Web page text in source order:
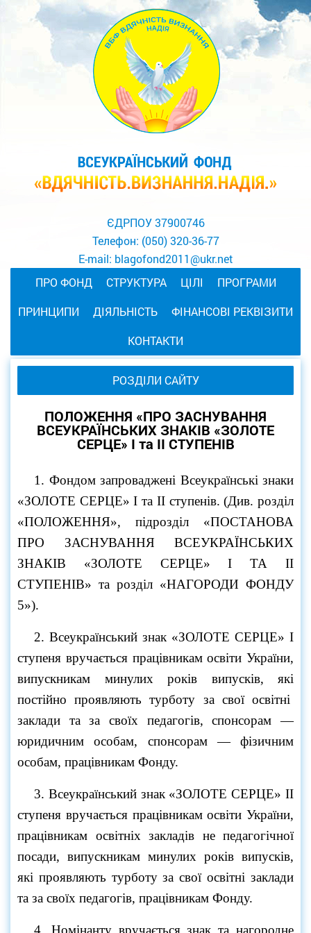
ЄДРПОУ 37900746
Телефон: (050) 320-36-77
E-mail: blagofond2011@ukr.net
ПРО ФОНД
СТРУКТУРА ЦІЛІ
ПРОГРАМИ
ПРИНЦИПИ
ДІЯЛЬНІСТЬ
ФІНАНСОВІ РЕКВІЗИТИ
КОНТАКТИ
РОЗДІЛИ САЙТУ
ПОЛОЖЕННЯ «ПРО ЗАСНУВАННЯ
ВСЕУКРАЇНСЬКИХ ЗНАКІВ «ЗОЛОТЕ
СЕРЦЕ» І та ІІ СТУПЕНІВ
1. Фондом запроваджені Всеукраїнські знаки
«ЗОЛОТЕ СЕРЦЕ» І та ІІ ступенів. (Див. розділ
«ПОЛОЖЕННЯ», підрозділ «ПОСТАНОВА
ПРО ЗАСНУВАННЯ ВСЕУКРАЇНСЬКИХ
ЗНАКІВ «ЗОЛОТЕ СЕРЦЕ» І ТА ІІ
СТУПЕНІВ» та розділ «НАГОРОДИ ФОНДУ
5»).
2. Всеукраїнський знак «ЗОЛОТЕ СЕРЦЕ» І
ступеня вручається працівникам освіти України,
випускникам минулих років випусків, які
постійно проявляють турботу за свої освітні
заклади та за своїх педагогів, спонсорам —
юридичним особам, спонсорам — фізичним
особам, працівникам Фонду.
3. Всеукраїнський знак «ЗОЛОТЕ СЕРЦЕ» ІІ
ступеня вручається працівникам освіти України,
працівникам освітніх закладів не педагогічної
посади, випускникам минулих років випусків,
які проявляють турботу за свої освітні заклади
та за своїх педагогів, працівникам Фонду.
4. Номінанту вручається знак та нагородне